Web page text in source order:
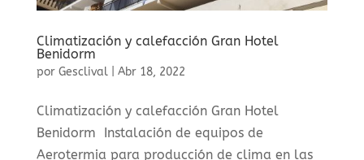
Climatización y calefacción Gran Hotel
Benidorm
por Gesclival| Abr 18, 2022
Climatización y calefacción Gran Hotel
Benidorm Instalación de equipos de
Aerotermia para producción de clima en las